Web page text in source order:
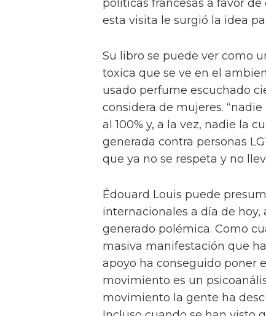
políticas francesas a favor
esta visita le surgió la idea
Su libro se puede ver como
toxica que se ve en el
usado perfume escuchado
considera de mujeres.
al 100% y, a la vez, nadie la
generada contra personas
que ya no se respeta y no
Édouard Louis puede
internacionales a día de
generado polémica. Como
masiva manifestación que
apoyo ha conseguido poner
movimiento es un
movimiento la gente ha